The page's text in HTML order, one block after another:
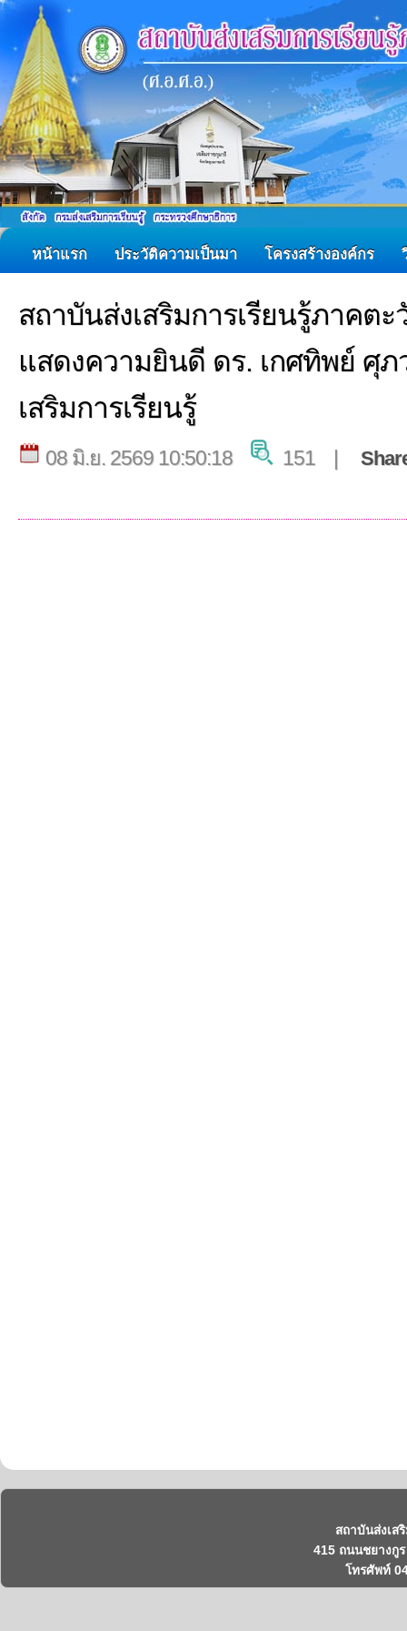
หน้าแรก ประวัติความเป็นมา โครงสร้างองค์กร
สถาบันส่งเสริมการเรียนรู้ภาคต
แสดงความยินดี ดร. เกศทิพย์ ศุ
เสริมการเรียนรู้
08 มิ.ย. 2569 10:50:18 151 |
สถาบันส่งเส
415 ถนนชยางกู
โทรศัพท์